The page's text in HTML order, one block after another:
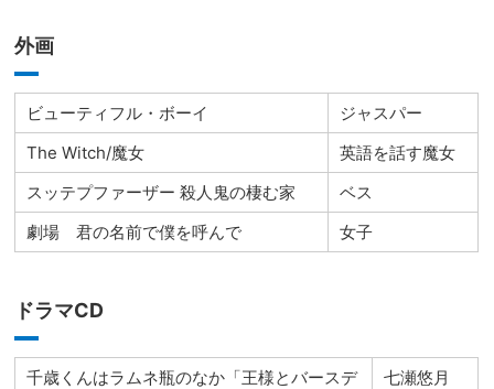
外画
ビューティフル・ボーイ
ジャスパー
The Witch/魔女
英語を話す魔女
スッテプファーザー 殺人鬼の棲む家
ベス
劇場 君の名前で僕を呼んで
女子
ドラマCD
千歳くんはラムネ瓶のなか「王様とバースデ
七瀬悠月